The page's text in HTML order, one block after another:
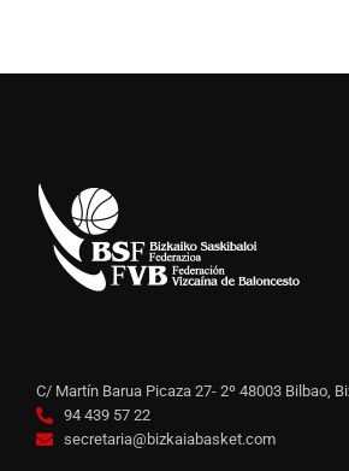
C/ Martín Barua Picaza 27- 2º 48003 Bilbao,
94 439 57 22
secretaria@bizkaiabasket.com